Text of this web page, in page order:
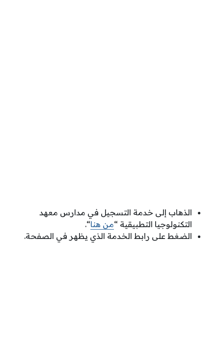
الذهاب إلى خدمة التسجيل في مدارس معهد
التكنولوجيا التطبيقية “من هنا“.
الضغط على رابط الخدمة الذي يظهر في الصفحة.